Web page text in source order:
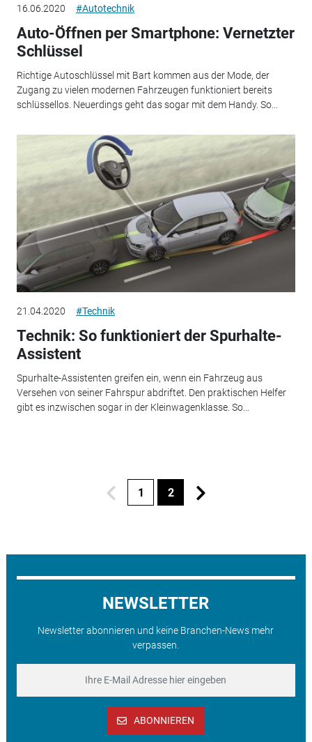
16.06.2020 #Autotechnik
Auto-Öffnen per Smartphone: Vernetzter
Schlüssel
Richtige Autoschlüssel mit Bart kommen aus der Mode, der
Zugang zu vielen modernen Fahrzeugen funktioniert bereits
schlüssellos. Neuerdings geht das sogar mit dem Handy. So...
21.04.2020 #Technik
Technik: So funktioniert der Spurhalte-
Assistent
Spurhalte-Assistenten greifen ein, wenn ein Fahrzeug aus
Versehen von seiner Fahrspur abdriftet. Den praktischen Helfer
gibt es inzwischen sogar in der Kleinwagenklasse. So...
1 2
NEWSLETTER
Newsletter abonnieren und keine Branchen-News mehr
verpassen.
ABONNIEREN